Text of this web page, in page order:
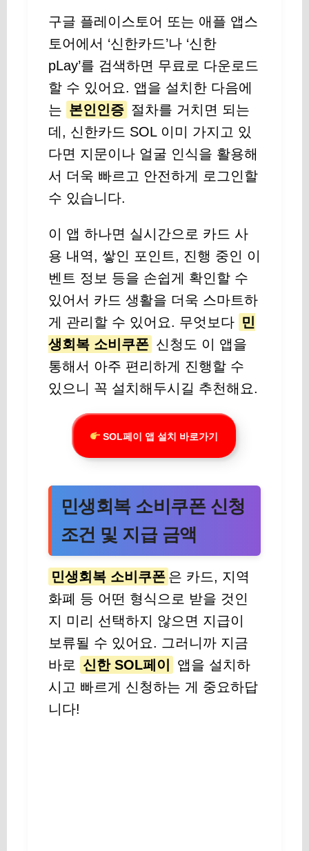
구글 플레이스토어 또는 애플 앱스
토어에서 ‘신한카드’나 ‘신한
pLay’를 검색하면 무료로 다운로드
할 수 있어요. 앱을 설치한 다음에
는 본인인증 절차를 거치면 되는
데, 신한카드 SOL 이미 가지고 있
다면 지문이나 얼굴 인식을 활용해
서 더욱 빠르고 안전하게 로그인할
수 있습니다.
이 앱 하나면 실시간으로 카드 사
용 내역, 쌓인 포인트, 진행 중인 이
벤트 정보 등을 손쉽게 확인할 수
있어서 카드 생활을 더욱 스마트하
게 관리할 수 있어요. 무엇보다 민
생회복 소비쿠폰 신청도 이 앱을
통해서 아주 편리하게 진행할 수
있으니 꼭 설치해두시길 추천해요.
SOL페이 앱 설치 바로가기
민생회복 소비쿠폰 신청
조건 및 지급 금액
민생회복 소비쿠폰 은 카드, 지역
화폐 등 어떤 형식으로 받을 것인
지 미리 선택하지 않으면 지급이
보류될 수 있어요. 그러니까 지금
바로
신한 SOL페이
앱을 설치하
시고 빠르게 신청하는 게 중요하답
니다!